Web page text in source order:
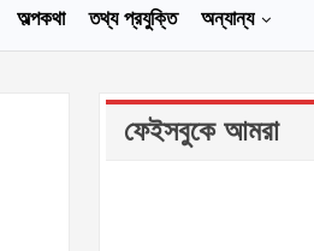
অল্পকথা তথ্য প্রযুক্তি অন্যান্য
ফেইসবুকে আমরা